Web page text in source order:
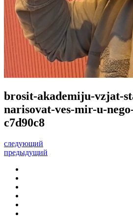
brosit-akademiju-vzjat-
narisovat-ves-mir-u-
c7d90c8
следующий
предыдущий